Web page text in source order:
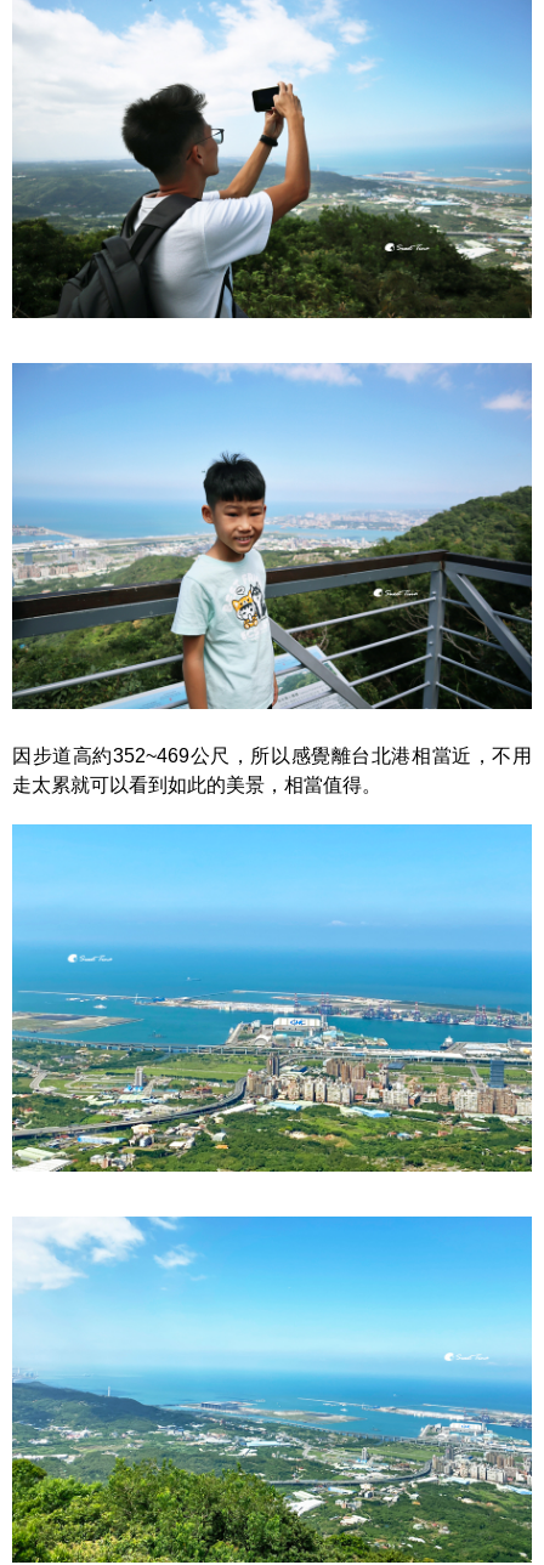
因步道高約352~469公尺，所以感覺離台北港相當近，不用
走太累就可以看到如此的美景，相當值得。